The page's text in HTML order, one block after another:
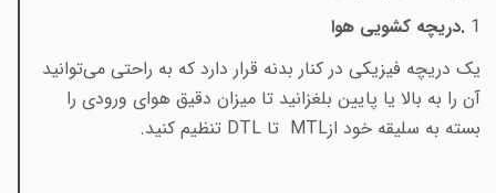
1
.دریچه کشویی هوا
یک دریچه فیزیکی در کنار بدنه قرار دارد که به راحتی می‌توانید
آن را به بالا یا پایین بلغزانید تا میزان دقیق هوای ورودی را
بسته به سلیقه خود ازMTL تا DTL تنظیم کنید.